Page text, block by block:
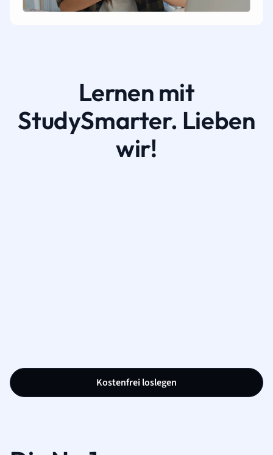
Lernen mit
StudySmarter. Lieben
wir!
Kostenfrei loslegen